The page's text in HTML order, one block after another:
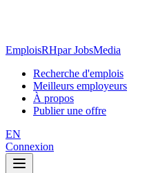
EmploisRHpar JobsMedia
Recherche d'emplois
Meilleurs employeurs
À propos
Publier une offre
EN
Connexion